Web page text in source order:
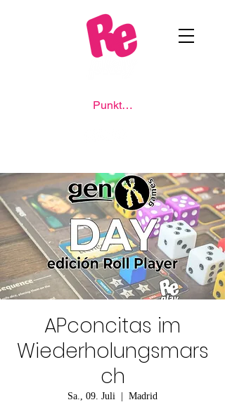
Punkte ansehen
APconcitas im
Wiederholungsmars
ch
Sa., 09. Juli
  |
Madrid